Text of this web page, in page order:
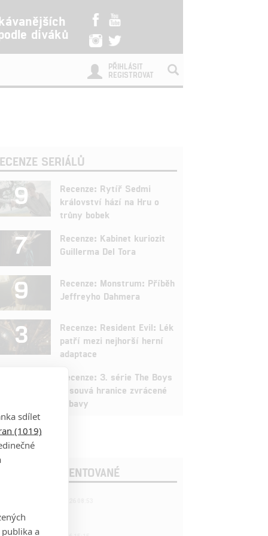
diváků
PŘIHLÁSIT
REGISTROVAT
SERIÁLŮ
9
Recenze: Rytíř Sedmi
království hází na Hru o
trůny bobek
7
Recenze: Kabinet kuriozit
Guillerma Del Tora
9
Recenze: Monstrum: Příběh
Jeffreyho Dahmera
3
Recenze: Resident Evil: Lék
patří mezi nejhorší herní
adaptace
Recenze: 3. série The Boys
posouvá hranice zvrácené
zábavy
KOMENTOVANÉ
彈專家
sdílet
(1019)
a